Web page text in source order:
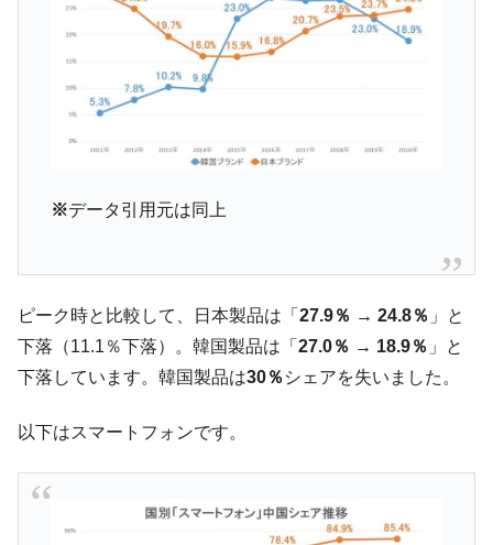
営業利益80.2％も減少
『Money1』
米国下院「韓国の公務員個人をターゲット
にぶん殴る法案」提出！⇒ クーパン問題は合衆国企業に対
する差別。許してはおかぬ
『Money1』
他人事のような発言。
『Money1』
韓国半導体『SKハイニックス』2026年2Qの
業績「史上最高益」当期純利益は前年同期比13.4倍に。
韓国･加徳島新国際空港「またも暗礁」の危
『Money1』
【速報】韓国株式市場の暴落・本日07月29
日(水)もサイドカー・サーキットブレイカーの二段コンボ
発動！
半分未満しか雇用を生まない
『Money1』
韓国「株式市場が賭博場のように変質した
のは政界の責任だ」
『Money1』
韓国「2026年1Q 資金循環統計」面白い結果
※データ引用元は同上
ピーク時と比較して、日本製品は「 27.9％ → 24.8％ 」と
下落（11.1％下落）。韓国製品は「 27.0％ → 18.9％ 」と
下落しています。韓国製品は30％ シェアを失いました。
以下はスマートフォンです。